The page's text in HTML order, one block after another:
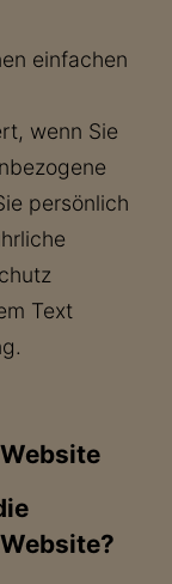
einfachen
wenn Sie
persönlich
Text